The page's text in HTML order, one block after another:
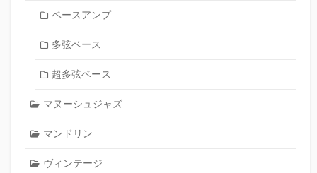
ベースアンプ
多弦ベース
超多弦ベース
マヌーシュジャズ
マンドリン
ヴィンテージ